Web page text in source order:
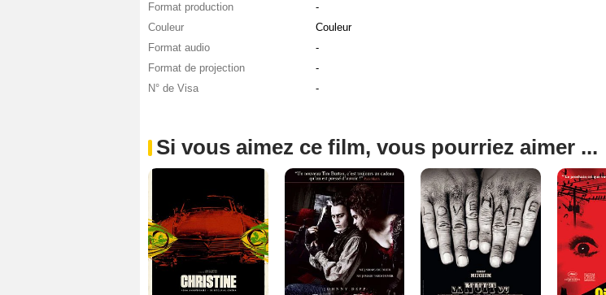
Format production
-
Couleur
Couleur
Format audio
-
Format de projection
-
N° de Visa
-
Si vous aimez ce film, vous pourriez aimer ...